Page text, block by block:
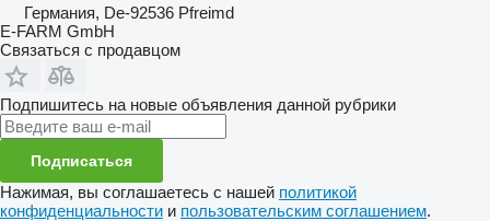
Германия, De-92536 Pfreimd
E-FARM GmbH
Связаться с продавцом
Подпишитесь на новые объявления данной рубрики
Подписаться
Нажимая, вы соглашаетесь с нашей политикой
конфиденциальности и пользовательским соглашением.